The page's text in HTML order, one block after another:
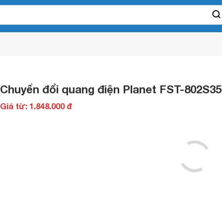
Chuyển đổi quang điện Planet FST-802S35
Giá từ: 1.848.000 đ